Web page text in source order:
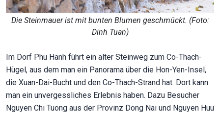
Die Steinmauer ist mit bunten Blumen geschmückt. (Foto:
Dinh Tuan)
Im Dorf Phu Hanh führt ein alter Steinweg zum Co-Thach-
Hügel, aus dem man ein Panorama über die Hon-Yen-Insel,
die Xuan-Dai-Bucht und den Co-Thach-Strand hat. Dort kann
man ein unvergessliches Erlebnis haben. Dazu Besucher
Nguyen Chi Tuong aus der Provinz Dong Nai und Nguyen Huu